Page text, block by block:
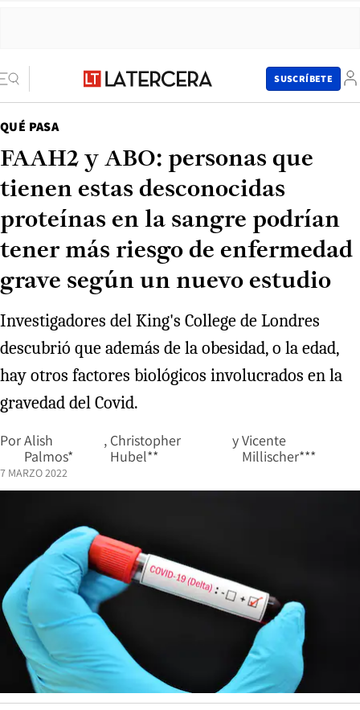
SUSCRÍBETE
QUÉ PASA
FAAH2 y ABO: personas que
tienen estas desconocidas
proteínas en la sangre podrían
tener más riesgo de enfermedad
grave según un nuevo estudio
Investigadores del King's College de Londres
descubrió que además de la obesidad, o la edad,
hay otros factores biológicos involucrados en la
gravedad del Covid.
PorAlish
Palmos*
, Christopher
Hubel**
yVicente
Millischer***
7 MARZO 2022